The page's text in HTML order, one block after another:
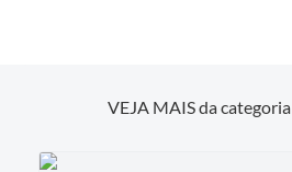
VEJA MAIS da categoria